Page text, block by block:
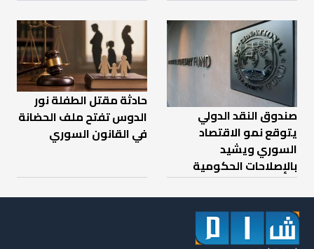
صندوق النقد الدولي
يتوقع نمو الاقتصاد
السوري ويشيد
بالإصلاحات الحكومية
حادثة مقتل الطفلة نور
الدوس تفتح ملف الحضانة
في القانون السوري